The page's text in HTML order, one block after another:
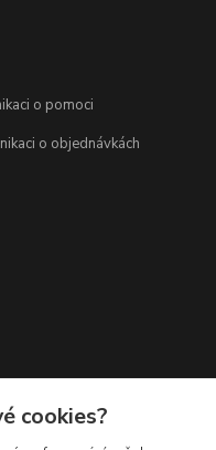
o pomoci
o objednávkách
cookies?